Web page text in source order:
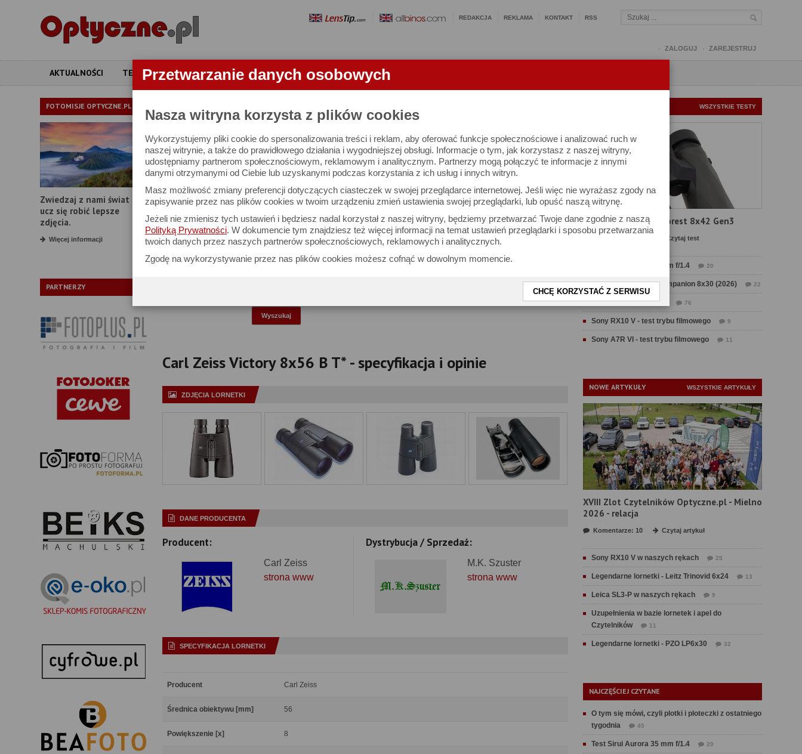
Przetwarzanie danych osobowych
Nasza witryna korzysta z plików cookies
Wykorzystujemy pliki cookie do spersonalizowania treści i reklam, aby oferować funkcje społecznościowe i analizować ruch w
naszej witrynie, a także do prawidłowego działania i wygodniejszej obsługi. Informacje o tym, jak korzystasz z naszej witryny,
udostępniamy partnerom społecznościowym, reklamowym i analitycznym. Partnerzy mogą połączyć te informacje z innymi
danymi otrzymanymi od Ciebie lub uzyskanymi podczas korzystania z ich usług i innych witryn.
Masz możliwość zmiany preferencji dotyczących ciasteczek w swojej przeglądarce internetowej. Jeśli więc nie wyrażasz zgody na
zapisywanie przez nas plików cookies w twoim urządzeniu zmień ustawienia swojej przeglądarki, lub opuść naszą witrynę.
Jeżeli nie zmienisz tych ustawień i będziesz nadal korzystał z naszej witryny, będziemy przetwarzać Twoje dane zgodnie z naszą
Polityką Prywatności. W dokumencie tym znajdziesz też więcej informacji na temat ustawień przeglądarki i sposobu przetwarzania
twoich danych przez naszych partnerów społecznościowych, reklamowych i analitycznych.
Zgodę na wykorzystywanie przez nas plików cookies możesz cofnąć w dowolnym momencie.
CHCĘ KORZYSTAĆ Z SERWISU
REDAKCJA REKLAMA KONTAKT RSS
ZALOGUJ ZAREJESTRUJ
AKTUALNOŚCI TESTY ARTYKUŁY APARATY OBIEKTYWY LORNETKI
FOTOMISJE OPTYCZNE.PL
Zwiedzaj z nami świat i
ucz się robić lepsze
zdjęcia.
Więcej informacji
PARTNERZY
LORNETKI
W bazie znajduje się 2996 lornetek i 1581 ocen.
Możesz też zrobić
własne porównanie lornetek
Porównaj lornetki
Proszę podać interesujące Cię parametry
Producent:
Model:
Średnica obiektywu:
Carl Zeiss Victory 8x56 B T* - specyfikacja i opinie
ZDJĘCIA LORNETKI
DANE PRODUCENTA
Producent:
Carl Zeiss
strona www
Dystrybucja / Sprzedaż:
M.K. Szuster
strona www
SPECYFIKACJA LORNETKI
Producent Carl Zeiss
Średnica obiektywu [mm] 56
Powiększenie [x] 8
WSZYSTKIE TESTY
Test Delta Optical Forest 8x42 Gen3
Czytaj test
Test Sirui Aurora 35 mm f/1.4 20
Test Swarovski CL Companion 8x30 (2026) 22
Test Fujifilm GFX 100 II 76
Sony RX10 V - test trybu filmowego 9
Sony A7R VI - test trybu filmowego 11
NOWE ARTYKUŁY WSZYSTKIE ARTYKUŁY
XVIII Zlot Czytelników Optyczne.pl - Mielno
2026 - relacja
Komentarze: 10 Czytaj artykuł
Sony RX10 V w naszych rękach 25
Legendarne lornetki - Leitz Trinovid 6x24 13
Leica SL3-P w naszych rękach 9
Uzupełnienia w bazie lornetek i apel do
Czytelników
11
Legendarne lornetki - PZO LP6x30 32
NAJCZĘŚCIEJ CZYTANE
O tym się mówi, czyli plotki i ploteczki z ostatniego
tygodnia
45
Test Sirui Aurora 35 mm f/1.4 20